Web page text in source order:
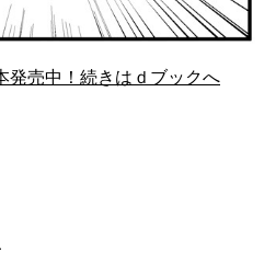
発売中！続きはｄブックへ